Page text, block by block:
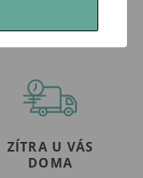
ZÍTRA U VÁS
DOMA